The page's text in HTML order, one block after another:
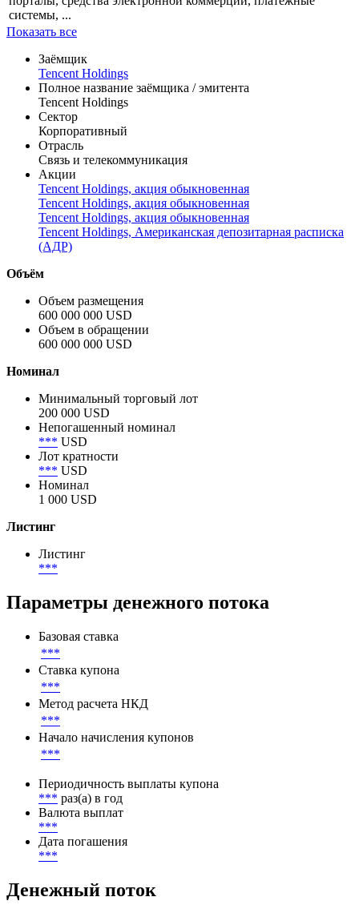
интернет-компании, мобильную связь, телекоммуникацию и
интернет рекламу в КНР. Многочисленные сервисы Tencent
включают в себя социальные сети, музыкальные и веб-
порталы, средства электронной коммерции, платежные
системы, ...
Показать все
Заёмщик
Tencent Holdings
Полное название заёмщика / эмитента
Tencent Holdings
Сектор
Корпоративный
Отрасль
Связь и телекоммуникация
Акции
Tencent Holdings, акция обыкновенная
Tencent Holdings, акция обыкновенная
(АДР)
Объём
600 000 000 USD
600 000 000 USD
Номинал
Минимальный торговый лот
200 000 USD
Непогашенный номинал
***USD
***
1 000 USD
Листинг
Параметры денежного потока
Базовая ставка
***
Ставка купона
***
Метод расчета НКД
Начало начисления купонов
***
Периодичность выплаты купона
***
Дата погашения